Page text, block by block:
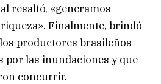
resaltó, «generamos
Finalmente, brindó
productores brasileños
por las inundaciones y que
concurrir.